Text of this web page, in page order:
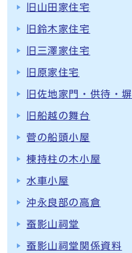
旧山田家住宅
旧鈴木家住宅
旧三澤家住宅
旧原家住宅
旧佐地家門・供待・塀
旧船越の舞台
菅の船頭小屋
棟持柱の木小屋
水車小屋
沖永良部の高倉
蚕影山祠堂
蚕影山祠堂関係資料